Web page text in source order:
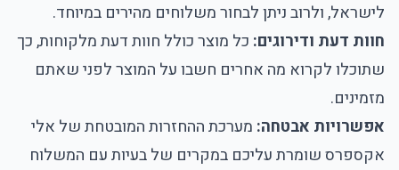
לישראל, ולרוב ניתן לבחור משלוחים מהירים במיוחד.
חוות דעת ודירוגים: כל מוצר כולל חוות דעת מלקוחות, כך
שתוכלו לקרוא מה אחרים חשבו על המוצר לפני שאתם
מזמינים.
אפשרויות אבטחה: מערכת ההחזרות המובטחת של אלי
אקספרס שומרת עליכם במקרים של בעיות עם המשלוח